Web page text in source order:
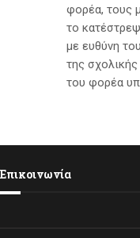
φορέα, τους
το
με ευθύνη
της
του φορέα
Επικοινωνία